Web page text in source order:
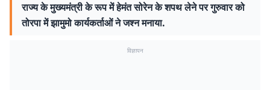
राज्य के मुख्यमंत्री के रूप में हेमंत सोरेन के शपथ लेने पर गुरुवार को
तोरपा में झामुमो कार्यकर्ताओं ने जश्न मनाया.
विज्ञापन